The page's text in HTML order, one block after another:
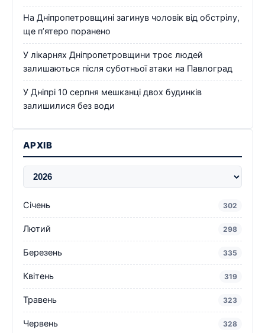
На Дніпропетровщині загинув чоловік від обстрілу,
ще п’ятеро поранено
У лікарнях Дніпропетровщини троє людей
залишаються після суботньої атаки на Павлоград
У Дніпрі 10 серпня мешканці двох будинків
залишилися без води
АРХІВ
Січень 302
Лютий 298
Березень 335
Квітень 319
Травень 323
Червень 328